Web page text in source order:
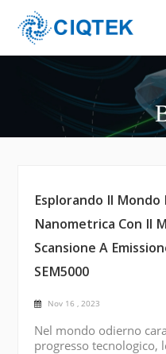
Esplorando Il Mondo
Nanometrica Con Il
Scansione A
SEM5000
Nov 16 , 2023
Nel mondo odierno
progresso tecnologico,